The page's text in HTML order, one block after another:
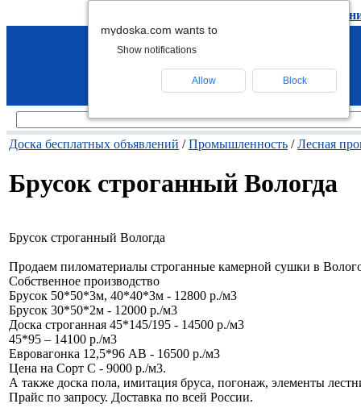
удалить
Доска бесплатных объявлений /Промышленность /Лесная
Брусок строганный Вологда
Брусок строганный Вологда
Продаем пиломатериалы строганные камерной сушки в
Собственное производство
Брусок 50*50*3м, 40*40*3м - 12800 р./м3
Брусок 30*50*2м - 12000 р./м3
Доска строганная 45*145/195 - 14500 р./м3
45*95 – 14100 р./м3
Евровагонка 12,5*96 АВ - 16500 р./м3
Цена на Сорт С - 9000 р./м3.
А также доска пола, имитация бруса, погонаж, элементы
Прайс по запросу. Доставка по всей России.
mydoska.com wants to
Show notifications
Allow Block